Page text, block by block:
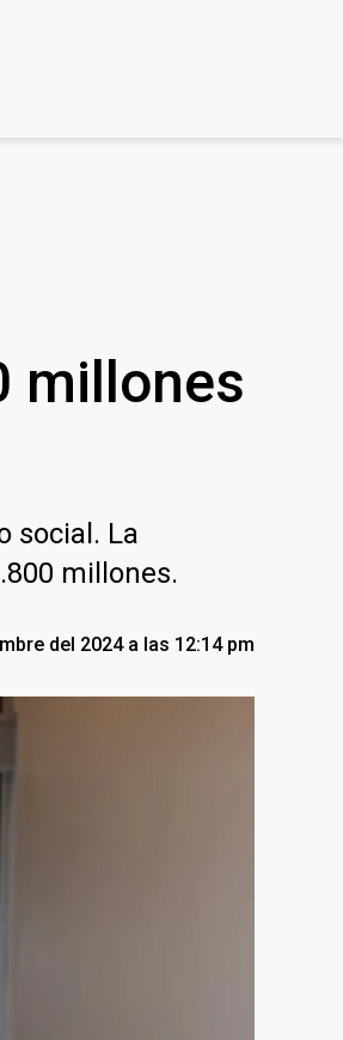
millones
social. La
millones.
del 2024 a las 12:14 pm